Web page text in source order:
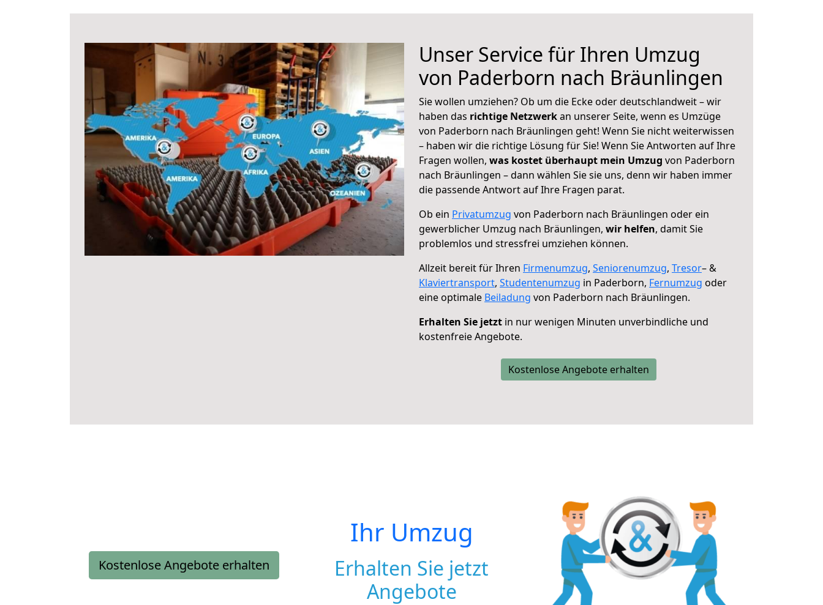
Unser Service für Ihren Umzug
von Paderborn nach Bräunlingen
Sie wollen umziehen? Ob um die Ecke oder deutschlandweit – wir
haben das richtige Netzwerkan unserer Seite, wenn es Umzüge
von Paderborn nach Bräunlingen geht! Wenn Sie nicht weiterwissen
– haben wir die richtige Lösung für Sie! Wenn Sie Antworten auf Ihre
Fragen wollen, was kostet überhaupt mein Umzug von Paderborn
nach Bräunlingen – dann wählen Sie sie uns, denn wir haben immer
die passende Antwort auf Ihre Fragen parat.
Ob ein Privatumzug von Paderborn nach Bräunlingen oder ein
gewerblicher Umzug nach Bräunlingen, wir helfen, damit Sie
problemlos und stressfrei umziehen können.
Allzeit bereit für Ihren Firmenumzug, Seniorenumzug, Tresor– &
Klaviertransport, Studentenumzug in Paderborn, Fernumzug oder
eine optimale Beiladung von Paderborn nach Bräunlingen.
Erhalten Sie jetzt in nur wenigen Minuten unverbindliche und
kostenfreie Angebote.
Kostenlose Angebote erhalten
Kostenlose Angebote erhalten
Ihr Umzug
Erhalten Sie jetzt
Angebote